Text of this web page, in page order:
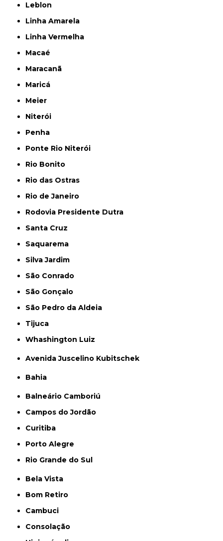
Leblon
Linha Amarela
Linha Vermelha
Macaé
Maracanã
Maricá
Meier
Niterói
Penha
Ponte Rio Niterói
Rio Bonito
Rio das Ostras
Rio de Janeiro
Rodovia Presidente Dutra
Santa Cruz
Saquarema
Silva Jardim
São Conrado
São Gonçalo
São Pedro da Aldeia
Tijuca
Whashington Luiz
Avenida Juscelino Kubitschek
Bahia
Balneário Camboriú
Campos do Jordão
Curitiba
Porto Alegre
Rio Grande do Sul
Bela Vista
Bom Retiro
Cambuci
Consolação